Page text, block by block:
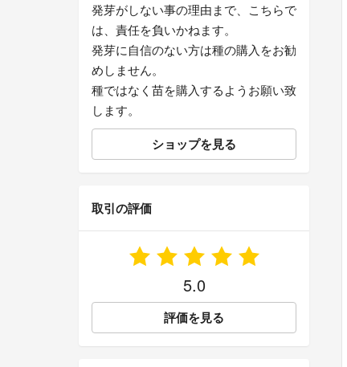
発芽がしない事の理由まで、こちらで
は、責任を負いかねます。
発芽に自信のない方は種の購入をお勧
めしません。
種ではなく苗を購入するようお願い致
します。
ショップを見る
取引の評価
5.0
評価を見る